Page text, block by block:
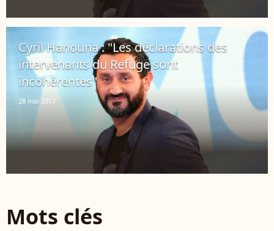
Cyril Hanouna : "Les déclarations des
intervenants du Refuge sont
incohérentes"
28 mai 2017
Mots clés